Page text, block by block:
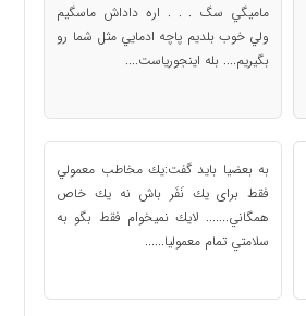
ماميگي سگ . . . اره داداش ماسگيم
ولي خوب بلديم پاچه ادمايي مثل شما رو
بگيريم.... بله اينجورياست....
به بعضيا بايد گفت:يك مخاطب معمولي
فقط براى يك نَفَر باش نه يك خاص
همگاني....... لايك نميخوام فقط بگو به
سلامتي تمام معموليا......